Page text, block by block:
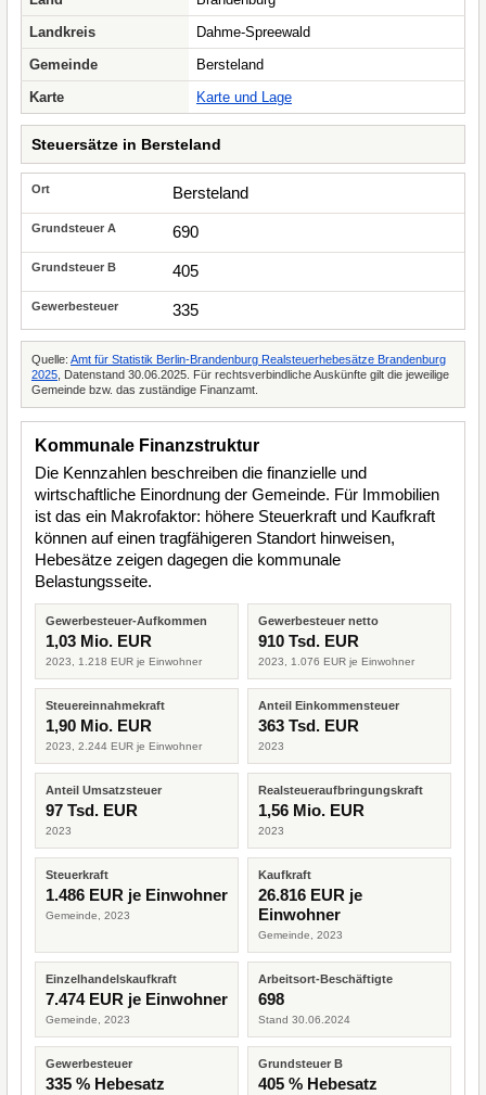
Landkreis
Dahme-Spreewald
Gemeinde
Bersteland
Karte
Karte und Lage
Steuersätze in Bersteland
Bersteland
690
405
335
Quelle: Amt für Statistik Berlin-Brandenburg Realsteuerhebesätze Brandenburg
2025 , Datenstand 30.06.2025. Für rechtsverbindliche Auskünfte gilt die jeweilige
Gemeinde bzw. das zuständige Finanzamt.
Kommunale Finanzstruktur
Die Kennzahlen beschreiben die finanzielle und
wirtschaftliche Einordnung der Gemeinde. Für Immobilien
ist das ein Makrofaktor: höhere Steuerkraft und Kaufkraft
können auf einen tragfähigeren Standort hinweisen,
Hebesätze zeigen dagegen die kommunale
Belastungsseite.
Gewerbesteuer-Aufkommen
1,03 Mio. EUR
2023, 1.218 EUR je Einwohner
Gewerbesteuer netto
910 Tsd. EUR
2023, 1.076 EUR je Einwohner
Steuereinnahmekraft
1,90 Mio. EUR
2023, 2.244 EUR je Einwohner
Anteil Einkommensteuer
363 Tsd. EUR
2023
Anteil Umsatzsteuer
97 Tsd. EUR
2023
Realsteueraufbringungskraft
1,56 Mio. EUR
2023
Steuerkraft
1.486 EUR je Einwohner
Gemeinde, 2023
Kaufkraft
26.816 EUR je
Einwohner
Gemeinde, 2023
Einzelhandelskaufkraft
7.474 EUR je Einwohner
Gemeinde, 2023
Arbeitsort-Beschäftigte
698
Stand 30.06.2024
Gewerbesteuer
335 % Hebesatz
Grundsteuer B
405 % Hebesatz